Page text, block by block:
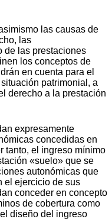
las causas de
las
de las prestaciones
los conceptos de
en cuenta para el
patrimonial, a
derecho a la prestación
expresamente
concedidas en
tanto, el ingreso mínimo
«suelo» que se
autonómicas que
el ejercicio de sus
conceder en concepto
de cobertura como
diseño del ingreso